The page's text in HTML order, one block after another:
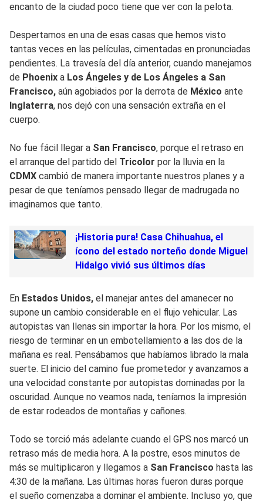
encanto de la ciudad poco tiene que ver con la pelota.
Despertamos en una de esas casas que hemos visto
tantas veces en las películas, cimentadas en pronunciadas
pendientes. La travesía del día anterior, cuando manejamos
de Phoenix a Los Ángeles y de Los Ángeles a San
Francisco, aún agobiados por la derrota de México ante
Inglaterra, nos dejó con una sensación extraña en el
cuerpo.
No fue fácil llegar a San Francisco, porque el retraso en
el arranque del partido del Tricolor por la lluvia en la
CDMX cambió de manera importante nuestros planes y a
pesar de que teníamos pensado llegar de madrugada no
imaginamos que tanto.
¡Historia pura! Casa Chihuahua, el
ícono del estado norteño donde Miguel
Hidalgo vivió sus últimos días
En Estados Unidos, el manejar antes del amanecer no
supone un cambio considerable en el flujo vehicular. Las
autopistas van llenas sin importar la hora. Por los mismo, el
riesgo de terminar en un embotellamiento a las dos de la
mañana es real. Pensábamos que habíamos librado la mala
suerte. El inicio del camino fue prometedor y avanzamos a
una velocidad constante por autopistas dominadas por la
oscuridad. Aunque no veamos nada, teníamos la impresión
de estar rodeados de montañas y cañones.
Todo se torció más adelante cuando el GPS nos marcó un
retraso más de media hora. A la postre, esos minutos de
más se multiplicaron y llegamos a San Francisco hasta las
4:30 de la mañana. Las últimas horas fueron duras porque
el sueño comenzaba a dominar el ambiente. Incluso yo, que